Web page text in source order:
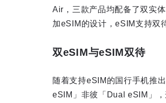
Air，三款产品均配备了双实
加eSIM的设计，eSIM支持双
双eSIM与eSIM双待
随着支持eSIM的国行手机推
eSIM」非彼「Dual eSIM」，